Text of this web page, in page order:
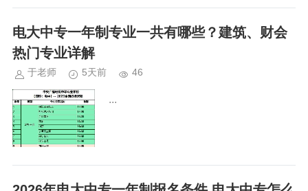
电大中专一年制专业一共有哪些？建筑、财会
热门专业详解
于老师 5天前 46
...